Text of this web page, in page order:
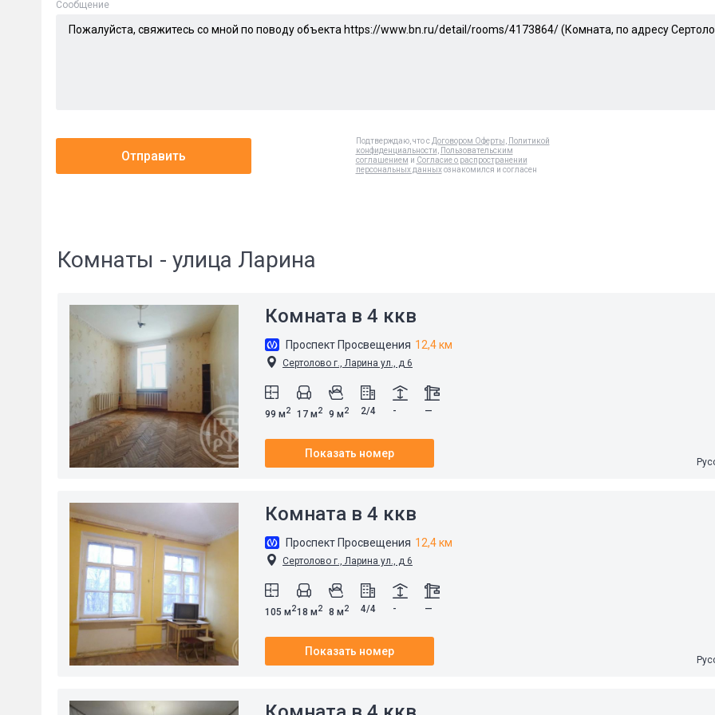
Cообщение
Отправить
Подтверждаю, что с Договором Оферты
Политикой
конфиденциальности
Пользовательским
соглашением и Согласие о распространении
персональных данныхознакомился и согласен
Комнаты - улица Ларина
Комната в 4 ккв
Проспект Просвещения 12,4 км
Сертолово г., Ларина ул., д 6
99 м2 17 м2 9 м2 2/4 - —
Показать номер
Комната в 4 ккв
Проспект Просвещения 12,4 км
Сертолово г., Ларина ул., д 6
105 м218 м2 8 м2 4/4 - —
Показать номер